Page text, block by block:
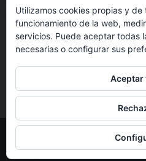
Síguenos en:
© Fundación Social Universal.
reservados. |Política de
Utilizamos cookies propias y
funcionamiento de la web,
servicios. Puede aceptar todas
necesarias o configurar sus
Aceptar